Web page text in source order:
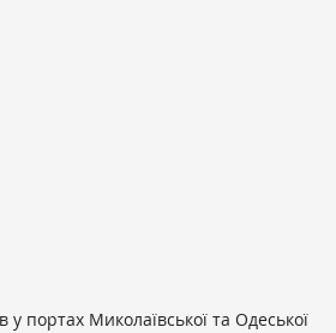
портах Миколаївської та Одеської